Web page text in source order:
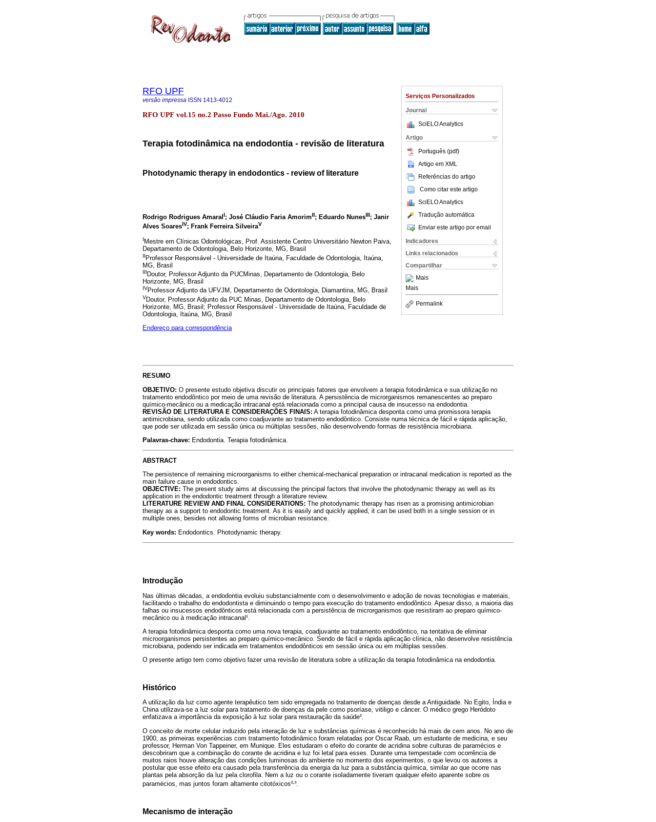
Serviços Personalizados
Journal
SciELO Analytics
Artigo
Português (pdf)
Artigo em XML
Referências do artigo
Como citar este artigo
SciELO Analytics
Tradução automática
Enviar este artigo por email
Indicadores
Links relacionados
Compartilhar
Mais
Mais
Permalink
RFO UPF
versão impressa ISSN 1413-4012
RFO UPF vol.15 no.2 Passo Fundo Mai./Ago. 2010
Terapia fotodinâmica na endodontia - revisão de literatura
Photodynamic therapy in endodontics - review of literature
Rodrigo Rodrigues Amaral I; José Cláudio Faria AmorimII; Eduardo NunesIII; Janir
Alves SoaresIV; Frank Ferreira SilveiraV
I Mestre em Clínicas Odontológicas, Prof. Assistente Centro Universitário Newton Paiva,
Departamento de Odontologia, Belo Horizonte, MG, Brasil
IIProfessor Responsável - Universidade de Itaúna, Faculdade de Odontologia, Itaúna,
MG, Brasil
III Doutor, Professor Adjunto da PUCMinas, Departamento de Odontologia, Belo
Horizonte, MG, Brasil
IVProfessor Adjunto da UFVJM, Departamento de Odontologia, Diamantina, MG, Brasil
VDoutor, Professor Adjunto da PUC Minas, Departamento de Odontologia, Belo
Horizonte, MG, Brasil; Professor Responsável - Universidade de Itaúna, Faculdade de
Odontologia, Itaúna, MG, Brasil
Endereço para correspondência
RESUMO
OBJETIVO: O presente estudo objetiva discutir os principais fatores que envolvem a terapia fotodinâmica e sua utilização no
tratamento endodôntico por meio de uma revisão de literatura. A persistência de microrganismos remanescentes ao preparo
químico-mecânico ou a medicação intracanal está relacionada como a principal causa de insucesso na endodontia.
REVISÃO DE LITERATURA E CONSIDERAÇÕES FINAIS: A terapia fotodinâmica desponta como uma promissora terapia
antimicrobiana, sendo utilizada como coadjuvante ao tratamento endodôntico. Consiste numa técnica de fácil e rápida aplicação,
que pode ser utilizada em sessão única ou múltiplas sessões, não desenvolvendo formas de resistência microbiana.
Palavras-chave: Endodontia. Terapia fotodinâmica.
ABSTRACT
The persistence of remaining microorganisms to either chemical-mechanical preparation or intracanal medication is reported as the
main failure cause in endodontics.
OBJECTIVE: The present study aims at discussing the principal factors that involve the photodynamic therapy as well as its
application in the endodontic treatment through a literature review.
LITERATURE REVIEW AND FINAL CONSIDERATIONS: The photodynamic therapy has risen as a promising antimicrobian
therapy as a support to endodontic treatment. As it is easily and quickly applied, it can be used both in a single session or in
multiple ones, besides not allowing forms of microbian resistance.
Key words: Endodontics. Photodynamic therapy.
Introdução
Nas últimas décadas, a endodontia evoluiu substancialmente com o desenvolvimento e adoção de novas tecnologias e materiais,
facilitando o trabalho do endodontista e diminuindo o tempo para execução do tratamento endodôntico. Apesar disso, a maioria das
falhas ou insucessos endodônticos está relacionada com a persistência de microrganismos que resistiram ao preparo químico-
mecânico ou à medicação intracanal¹.
A terapia fotodinâmica desponta como uma nova terapia, coadjuvante ao tratamento endodôntico, na tentativa de eliminar
microorganismos persistentes ao preparo químico-mecânico. Sendo de fácil e rápida aplicação clínica, não desenvolve resistência
microbiana, podendo ser indicada em tratamentos endodônticos em sessão única ou em múltiplas sessões.
O presente artigo tem como objetivo fazer uma revisão de literatura sobre a utilização da terapia fotodinâmica na endodontia.
Histórico
A utilização da luz como agente terapêutico tem sido empregada no tratamento de doenças desde a Antiguidade. No Egito, Índia e
China utilizava-se a luz solar para tratamento de doenças da pele como psoríase, vitiligo e câncer. O médico grego Heródoto
enfatizava a importância da exposição à luz solar para restauração da saúde².
O conceito de morte celular induzido pela interação de luz e substâncias químicas é reconhecido há mais de cem anos. No ano de
1900, as primeiras experiências com tratamento fotodinâmico foram relatadas por Oscar Raab, um estudante de medicina, e seu
professor, Herman Von Tappeiner, em Munique. Eles estudaram o efeito do corante de acridina sobre culturas de paramécios e
descobriram que a combinação do corante de acridina e luz foi letal para esses. Durante uma tempestade com ocorrência de
muitos raios houve alteração das condições luminosas do ambiente no momento dos experimentos, o que levou os autores a
postular que esse efeito era causado pela transferência da energia da luz para a substância química, similar ao que ocorre nas
plantas pela absorção da luz pela clorofila. Nem a luz ou o corante isoladamente tiveram qualquer efeito aparente sobre os
paramécios, mas juntos foram altamente citotóxicos² ³.
Mecanismo de interação